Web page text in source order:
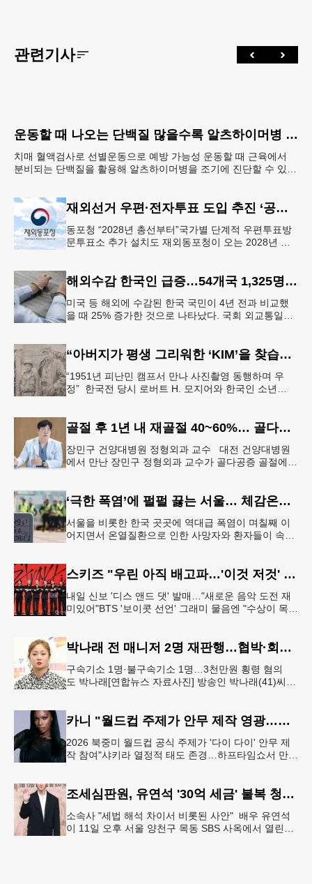
관련기사
운동할 때 나오는 단백질 많을수록 알츠하이머병 단백질 감소
치매 혈액검사로 선별운동으로 예방 가능성 운동할 때 근육에서
분비되는 단백질을 활용해 알츠하이머병을 조기에 진단할 수 있는
재외선거 우편·전자투표 도입 추진 ‘공식화’
동포청 “2028년 총선부터”국가별 단계적 우편투표방
문투표소 추가 설치도 재외동포청이 오는 2028년 재
해외수감 한국인 급증…54개국 1,325명 25%↑
미국 등 해외에 수감된 한국 국민이 4년 전과 비교했
을 때 25% 증가한 것으로 나타났다. 국회 외교통일위
“아버지가 평생 그리워한 ‘KIM’을 찾습니다” 한국전 종군기자의 ‘마지막 소원’
“1951년 피난민 캠프서 만나 사진촬영 동행하며 우
정” 한국전 당시 로버트 H. 모지어와 한국인 소년
골절 후 1년 내 재골절 40~60%… 골다공증 골절 “치료 골든타임은 3개월”
장민구 건양대병원 정형외과 교수 대전 건양대병원
에서 만난 장민구 정형외과 교수가 골다공증 골절에
‘극한 폭염’에 펄펄 끓는 서울… 체감온도 ‘섭씨 49.5도’
서울을 비롯한 한국 곳곳에 역대급 폭염이 며칠째 이
어지면서 온열질환으로 인한 사망자와 환자들이 속출
스키즈 "우린 아직 배고파…'이것 저것' 다 잘하는 자신감 표현"
내일 신보 '디스 앤드 댓' 발매…"새로운 음악 도전 재
미있어"BTS '보이콧 선언' 그래미 물음엔 "수상이 목표
박나래 전 매니저 2명 재판행…협박·회삿돈 횡령 혐의
구속기소 1명·불구속기소 1명…3천만원 횡령 혐의
도 박나래[연합뉴스 자료사진] 방송인 박나래(41)씨를
카니 "월드컵 주제가 안무 제작 영광…춤은 국경 없는 언어"
2026 북중미 월드컵 공식 주제가 '다이 다이' 안무 제
작 참여"샤키라 열정적 태도 존경…하프타임쇼서 만난
조세심판원, 유연석 '30억 세금' 불복 청구 기각
소속사 "세법 해석 차이서 비롯된 사안" 배우 유연석
이 11일 오후 서울 양천구 목동 SBS 사옥에서 열린